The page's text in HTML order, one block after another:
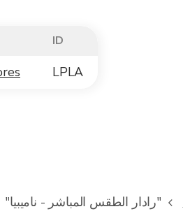
ID
LPLA
"رادار الطقس المباشر - ناميبيا"